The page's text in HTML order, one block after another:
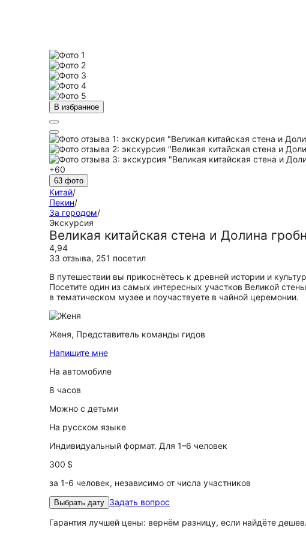
В избранное
+60
63 фото
Китай/
Пекин/
За городом/
Экскурсия
Великая китайская стена и Долина
4,94
33 отзыва, 251 посетил
В путешествии вы прикоснётесь к древней истории и
Посетите один из самых интересных участков Великой
в тематическом музее и поучаствуете в чайной церемонии.
Женя, Представитель команды гидов
Напишите мне
На автомобиле
8 часов
Можно с детьми
На русском языке
Индивидуальный формат. Для 1–6 человек
300 $
за 1-6 человек, независимо от числа участников
Выбрать дату Задать вопрос
Гарантия лучшей цены: вернём разницу, если найдёте